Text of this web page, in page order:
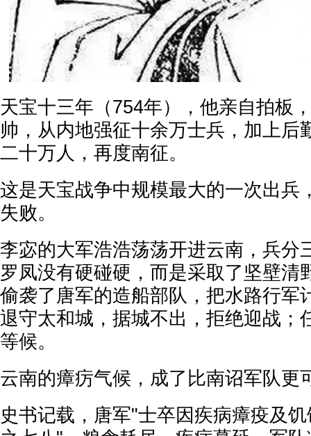
天宝十三年（754年），他亲自拍板
帅，从内地强征十余万士兵，加上后
二十万人，再度南征。
这是天宝战争中规模最大的一次出兵
失败。
李宓的大军浩浩荡荡开进云南，兵分
罗凤没有硬碰硬，而是采取了坚壁清
偷袭了唐军的造船部队，把水路行军
退守太和城，据城不出，拒绝迎战；
等候。
云南的瘴疠气候，成了比南诏军队更
史书记载，唐军"士卒因疾病瘴疫及